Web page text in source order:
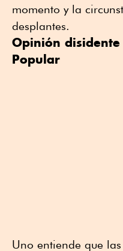
momento y la
desplantes.
Opinión
Popular
Uno entiende que